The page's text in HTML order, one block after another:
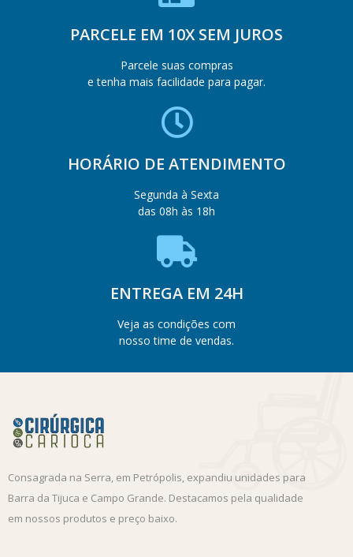
PARCELE EM 10X SEM JUROS
Parcele suas compras
e tenha mais facilidade para pagar.
HORÁRIO DE ATENDIMENTO
Segunda à Sexta
das 08h às 18h
ENTREGA EM 24H
Veja as condições com
nosso time de vendas.
Consagrada na Serra, em Petrópolis, expandiu unidades para
Barra da Tijuca e Campo Grande. Destacamos pela qualidade
em nossos produtos e preço baixo.